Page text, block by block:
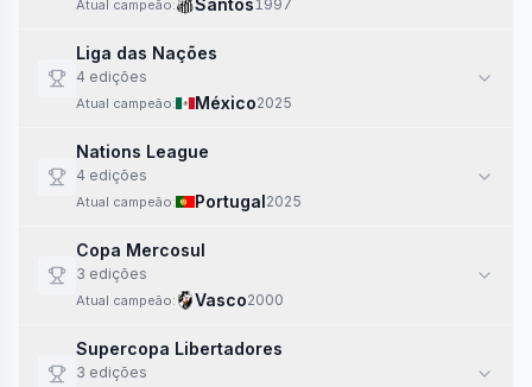
Atual campeão: Santos1997
Liga das Nações
4 edições
Atual campeão: México2025
Nations League
4 edições
Atual campeão: Portugal2025
Copa Mercosul
3 edições
Atual campeão: Vasco2000
Supercopa Libertadores
3 edições